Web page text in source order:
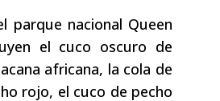
parque nacional Queen
el cuco oscuro de
africana, la cola de
rojo, el cuco de pecho